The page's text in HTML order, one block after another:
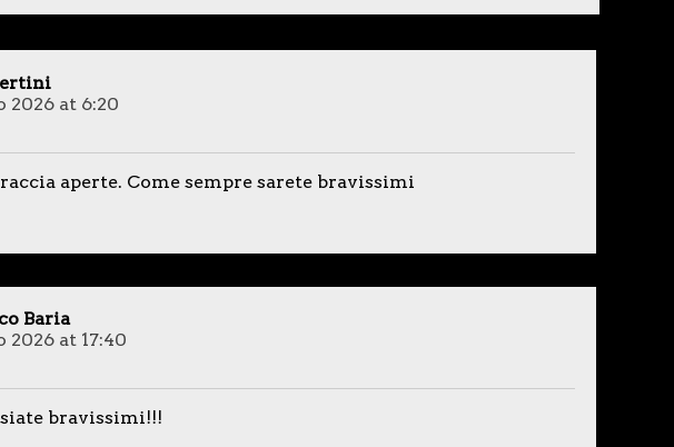
2026 at 6:20
aperte. Come sempre sarete bravissimi
Baria
2026 at 17:40
bravissimi!!!